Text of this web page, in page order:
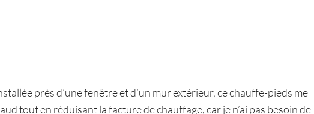
près d’une fenêtre et d’un mur extérieur, ce chauffe-pieds me
tout en réduisant la facture de chauffage, car je n’ai pas besoin de